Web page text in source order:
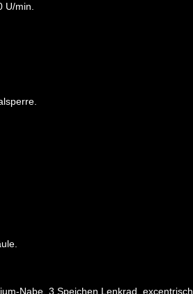
U/min.
Nabe, 3 Speichen Lenkrad,